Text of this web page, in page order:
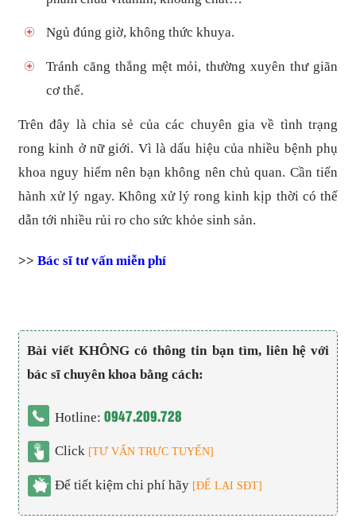
Ngủ đúng giờ, không thức khuya.
Tránh căng thẳng mệt mỏi, thường xuyên thư giãn
cơ thể.
Trên đây là chia sẻ của các chuyên gia về tình trạng
rong kinh ở nữ giới. Vì là dấu hiệu của nhiều bệnh phụ
khoa nguy hiểm nên bạn không nên chủ quan. Cần tiến
hành xử lý ngay. Không xử lý rong kinh kịp thời có thể
dẫn tới nhiều rủi ro cho sức khỏe sinh sản.
>>Bác sĩ tư vấn miễn phí
Bài viết KHÔNG có thông tin bạn tìm, liên hệ với
bác sĩ chuyên khoa bằng cách:
Hotline:0947.209.728
Click [TƯ VẤN TRỰC TUYẾN]
Để tiết kiệm chi phí hãy [ĐỂ LẠI SĐT]